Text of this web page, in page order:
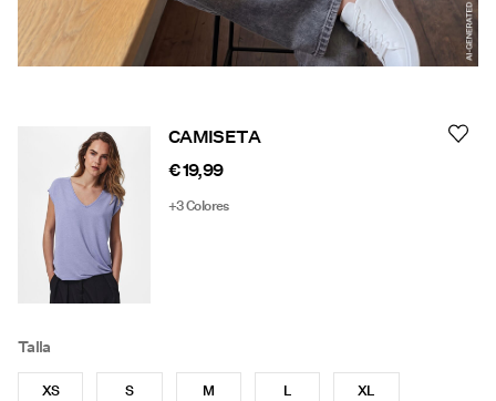
España
/
español
CAMISETA
€ 19,99
+3 Colores
Talla
XS S M L XL